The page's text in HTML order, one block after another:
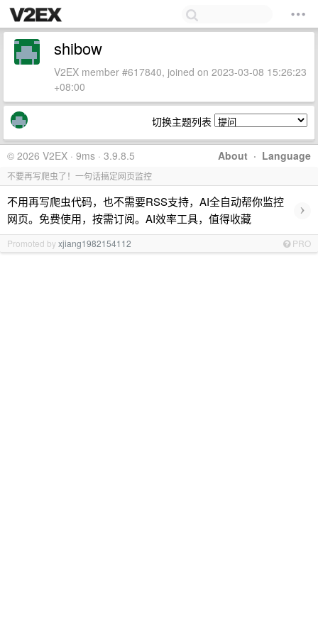
shibow
V2EX member #617840, joined on 2023-03-08 15:26:23
+08:00
切换主题列表
About · Language
© 2026 V2EX · 9ms · 3.9.8.5
不要再写爬虫了！一句话搞定网页监控
不用再写爬虫代码，也不需要RSS支持，AI全自动帮你监控
网页。免费使用，按需订阅。AI效率工具，值得收藏
›
Promoted byxjiang1982154112 PRO